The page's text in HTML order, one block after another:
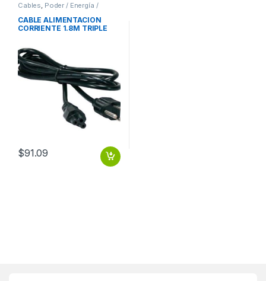
Cables Poder / Energía /
Alimentación
CABLE ALIMENTACION
CORRIENTE 1.8M TRIPLE
$91.09